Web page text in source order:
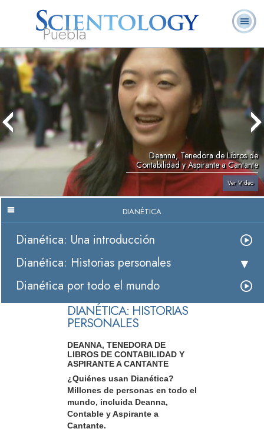
Puebla
L. Ronald
Hubbard
¿Qué es
Scientology?
Ministros
Voluntarios
Preguntas
Libros
Deanna, Tenedora de Libros de
Contabilidad y Aspirante a Cantante
Ver Video
DIANÉTICA
Dianética: Una introducción
Dianética: Historias personales
Dianética por todo el mundo
DIANÉTICA: HISTORIAS
PERSONALES
DEANNA, TENEDORA DE
LIBROS DE CONTABILIDAD Y
ASPIRANTE A CANTANTE
¿Quiénes usan Dianética?
Millones de personas en todo el
mundo, incluida Deanna,
Contable y Aspirante a
Cantante.